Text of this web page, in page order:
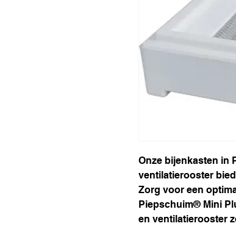
Onze bijenkasten in
ventilatierooster
Zorg voor een
Piepschuim® Mini
en ventilatierooster